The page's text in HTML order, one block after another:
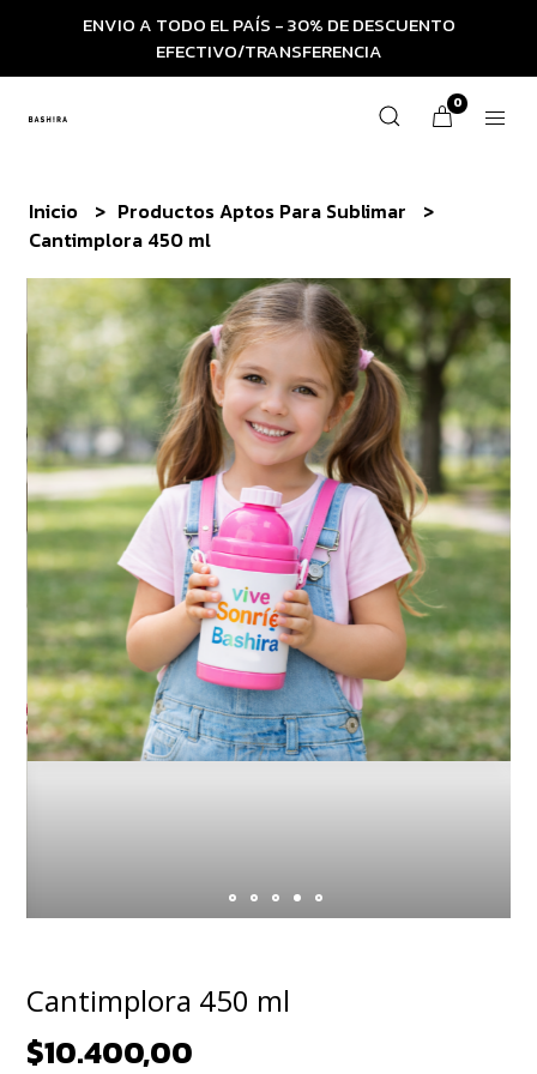
ENVIO A TODO EL PAÍS - 30% DE DESCUENTO
EFECTIVO/TRANSFERENCIA
0
Inicio
Productos Aptos Para Sublimar
Cantimplora 450 ml
Cantimplora 450 ml
$10.400,00